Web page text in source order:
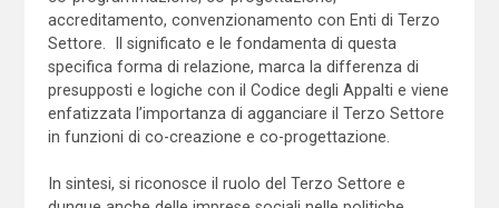
accreditamento, convenzionamento con Enti di Terzo
Settore. Il significato e le fondamenta di questa
specifica forma di relazione, marca la differenza di
presupposti e logiche con il Codice degli Appalti e viene
enfatizzata l’importanza di agganciare il Terzo Settore
in funzioni di co-creazione e co-progettazione.
In sintesi, si riconosce il ruolo del Terzo Settore e